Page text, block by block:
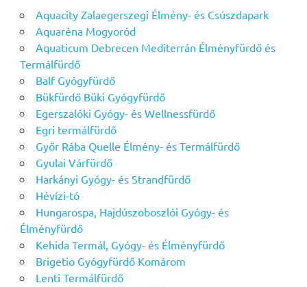
Aquacity Zalaegerszegi Élmény- és Csúszdapark
Aquaréna Mogyoród
Aquaticum Debrecen Mediterrán Élményfürdő és
Termálfürdő
Balf Gyógyfürdő
Bükfürdő Büki Gyógyfürdő
Egerszalóki Gyógy- és Wellnessfürdő
Egri termálfürdő
Győr Rába Quelle Élmény- és Termálfürdő
Gyulai Várfürdő
Harkányi Gyógy- és Strandfürdő
Hévízi-tó
Hungarospa, Hajdúszoboszlói Gyógy- és
Élményfürdő
Kehida Termál, Gyógy- és Élményfürdő
Brigetio Gyógyfürdő Komárom
Lenti Termálfürdő